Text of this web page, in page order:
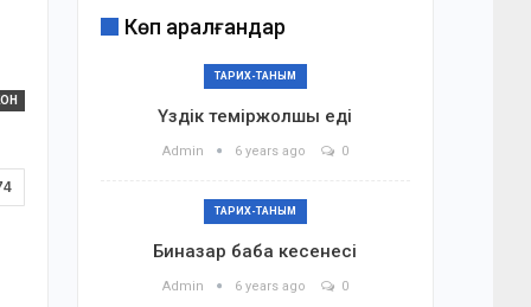
Көп қаралғандар
ТАРИХ-ТАНЫМ
Үздік теміржолшы еді
Admin 6 years ago 0
ТАРИХ-ТАНЫМ
Биназар баба кесенесі
Admin 6 years ago 0